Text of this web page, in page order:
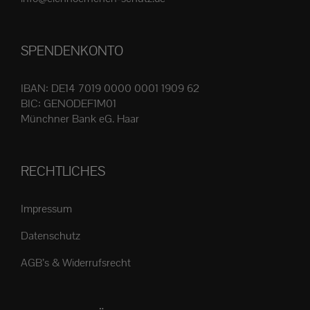
werden
SPENDENKONTO
IBAN: DE14 7019 0000 0001 1909 62
BIC: GENODEF1M01
Münchner Bank eG. Haar
RECHTLICHES
Impressum
Datenschutz
AGB’s & Widerrufsrecht